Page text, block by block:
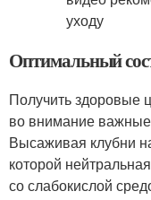
Оптимальный
Получить здоровые
во внимание
Высаживая клубни
которой
со слабокислой